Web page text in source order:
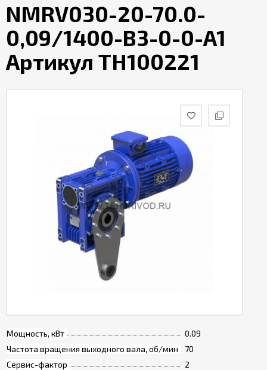
NMRV030-20-70.0-
0,09/1400-B3-0-0-A1
Артикул TH100221
Мощность, кВт
0.09
Частота вращения выходного вала, об/мин
70
Сервис-фактор
2